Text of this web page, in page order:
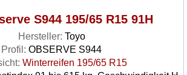
S944 195/65 R15 91H
Hersteller: Toyo
Profil: OBSERVE S944
Winterreifen 195/65 R15